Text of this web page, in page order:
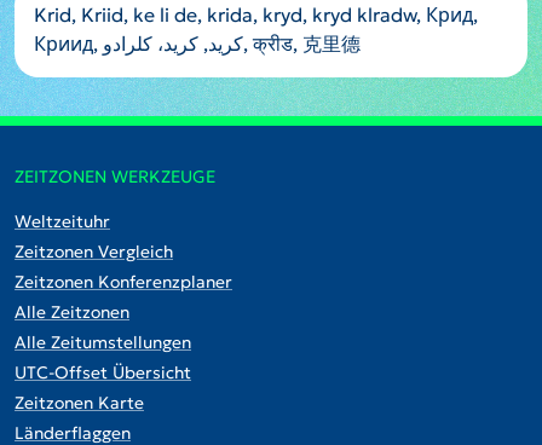
Krid, Kriid, ke li de, krida, kryd, kryd klradw, Крид,
Криид, كريد, کرید، کلرادو, क्रीड, 克里德
ZEITZONEN WERKZEUGE
Weltzeituhr
Zeitzonen Vergleich
Zeitzonen Konferenzplaner
Alle Zeitzonen
Alle Zeitumstellungen
UTC-Offset Übersicht
Zeitzonen Karte
Länderflaggen